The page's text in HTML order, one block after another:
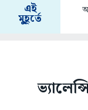
এই
মুহূর্তে